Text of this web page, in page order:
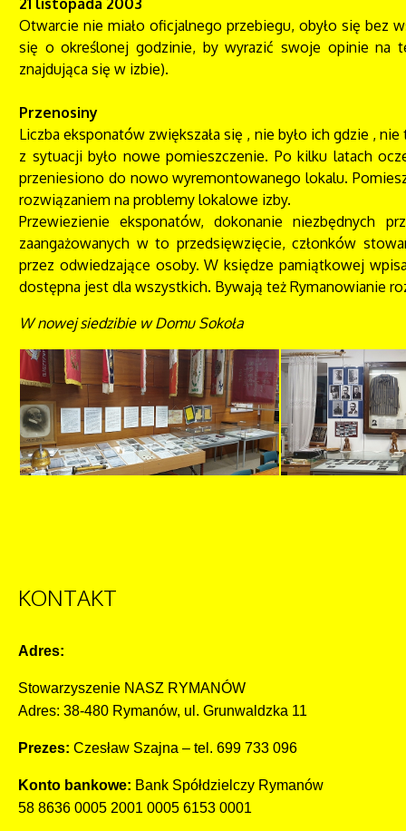
Otwarcie nie miało oficjalnego przebiegu, obyło się bez
się o określonej godzinie, by wyrazić swoje opinie na
znajdująca się w izbie).
Przenosiny
Liczba eksponatów zwiększała się , nie było ich gdzie ,
z sytuacji było nowe pomieszczenie. Po kilku latach
przeniesiono do nowo wyremontowanego lokalu.
rozwiązaniem na problemy lokalowe izby.
Przewiezienie eksponatów, dokonanie niezbędnych
zaangażowanych w to przedsięwzięcie, członków
przez odwiedzające osoby. W księdze pamiątkowej
dostępna jest dla wszystkich. Bywają też Rymanowianie
W nowej siedzibie w Domu Sokoła
KONTAKT
Adres:
Stowarzyszenie NASZ RYMANÓW
Adres: 38-480 Rymanów, ul. Grunwaldzka 11
Prezes: Czesław Szajna – tel. 699 733 096
Konto bankowe: Bank Spółdzielczy Rymanów
58 8636 0005 2001 0005 6153 0001